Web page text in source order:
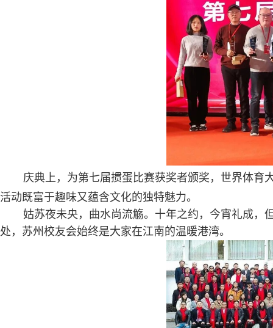
庆典上，为第七届掼蛋比赛获奖者颁奖，世界体育
活动既富于趣味又蕴含文化的独特魅力。
姑苏夜未央，曲水尚流觞。十年之约，今宵礼成，
处，苏州校友会始终是大家在江南的温暖港湾。